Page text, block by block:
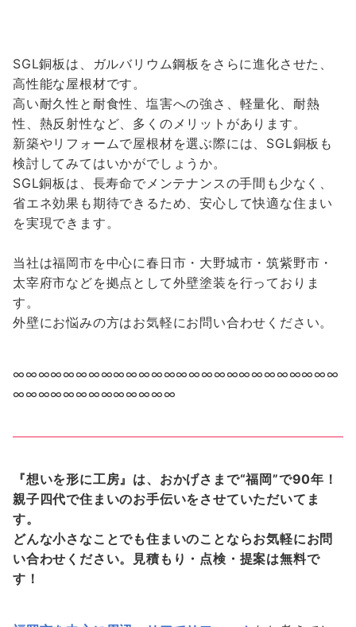
SGL銅板は、ガルバリウム鋼板をさらに進化させた、
高性能な屋根材です。
高い耐久性と耐食性、塩害への強さ、軽量化、耐熱
性、熱反射性など、多くのメリットがあります。
新築やリフォームで屋根材を選ぶ際には、SGL銅板も
検討してみてはいかがでしょうか。
SGL銅板は、長寿命でメンテナンスの手間も少なく、
省エネ効果も期待できるため、安心して快適な住まい
を実現できます。
当社は福岡市を中心に春日市・大野城市・筑紫野市・
太宰府市などを拠点として外壁塗装を行っておりま
す。
外壁にお悩みの方はお気軽にお問い合わせください。
∞∞∞∞∞∞∞∞∞∞∞∞∞∞∞∞∞∞∞∞∞∞∞∞∞∞
∞∞∞∞∞∞∞∞∞∞∞∞∞
『想いを形に工房』は、おかげさまで“福岡”で90年！
親子四代で住まいのお手伝いをさせていただいてま
す。
どんな小さなことでも住まいのことならお気軽にお問
い合わせください。見積もり・点検・提案は無料で
す！